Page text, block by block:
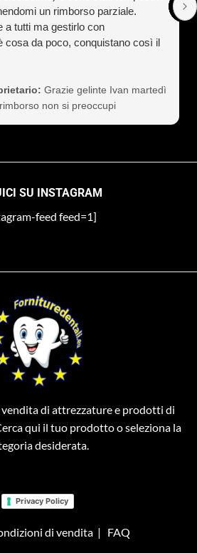
un rimborso parziale.
a tutti ma gestirlo con
cosa da poco, conquistano così il
consigliati
Grazie gelinte Ivan martedì
non si preoccupi
SU INSTAGRAM
feed feed=1]
vendita di attrezzature e prodotti di
qui il tuo prodotto o seleziona la
desiderata.
Privacy Policy
di vendita| FAQ